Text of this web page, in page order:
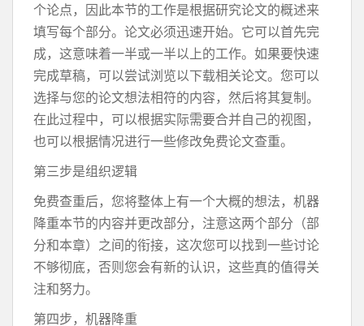
个论点，因此本节的工作是根据研究论文的概述来
填写每个部分。论文必须迅速开始。它可以首先完
成，这意味着一半或一半以上的工作。如果要快速
完成草稿，可以尝试浏览以下载相关论文。您可以
选择与您的论文想法相符的内容，然后将其复制。
在此过程中，可以根据实际需要合并自己的视图，
也可以根据情况进行一些修改免费论文查重。
第三步是组织逻辑
免费查重后，您将整体上有一个大概的想法，机器
降重本节的内容并更改部分，注意这两个部分（部
分和本章）之间的衔接，这次您可以找到一些讨论
不够彻底，否则您会有新的认识，这些真的值得关
注和努力。
第四步，机器降重